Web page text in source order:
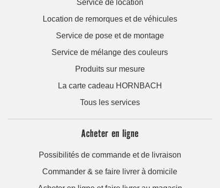
Service de location
Location de remorques et de véhicules
Service de pose et de montage
Service de mélange des couleurs
Produits sur mesure
La carte cadeau HORNBACH
Tous les services
Acheter en ligne
Possibilités de commande et de livraison
Commander & se faire livrer à domicile